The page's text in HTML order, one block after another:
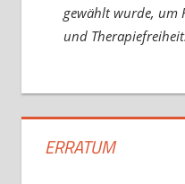
gewählt wurde, um
und
ERRATUM